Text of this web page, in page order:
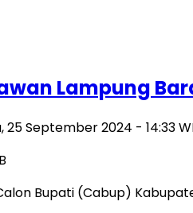
Lampung
25 September 2024 - 14:33
Bupati (Cabup)